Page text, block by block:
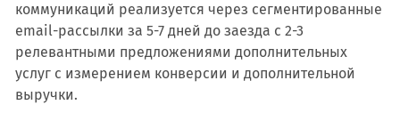
коммуникаций реализуется через сегментированные
email-рассылки за 5-7 дней до заезда с 2-3
релевантными предложениями дополнительных
услуг с измерением конверсии и дополнительной
выручки.